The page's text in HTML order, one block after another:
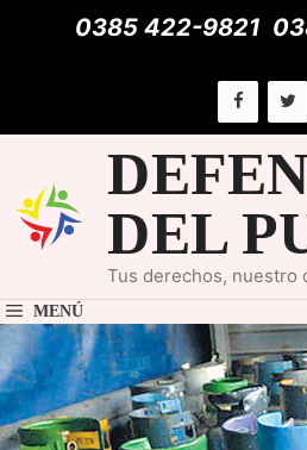
0385 422-9821
DEL
Tus derechos, nuestro
MENÚ